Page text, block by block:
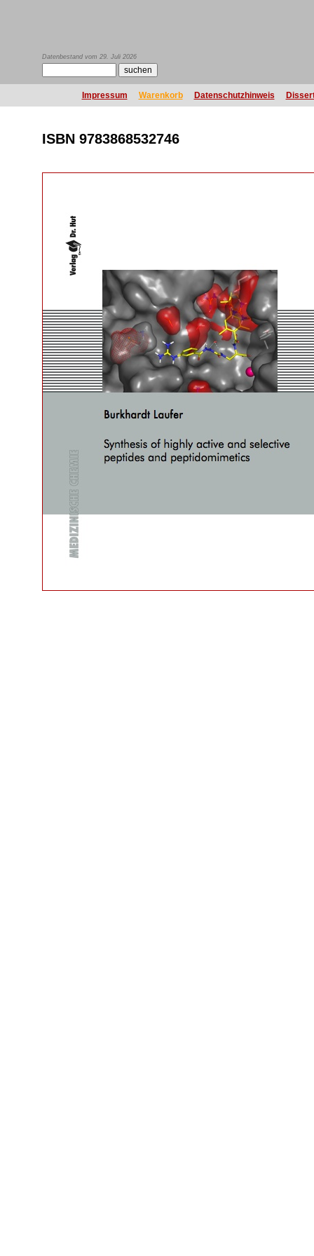
Datenbestand vom 29. Juli 2026
Impressum Warenkorb Datenschutzhinweis
ISBN 9783868532746